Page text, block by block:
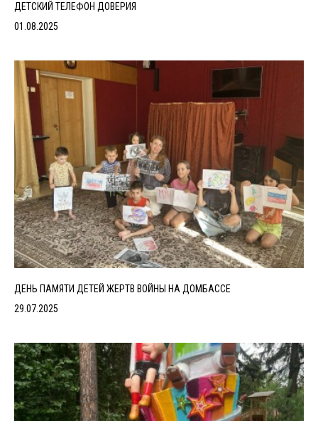
ДЕТСКИЙ ТЕЛЕФОН ДОВЕРИЯ
01.08.2025
ДЕНЬ ПАМЯТИ ДЕТЕЙ ЖЕРТВ ВОЙНЫ НА ДОМБАССЕ
29.07.2025